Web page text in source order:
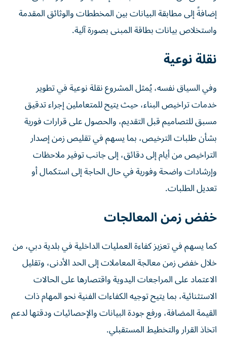
إضافةً إلى مطابقة البيانات بين المخططات والوثائق المقدمة
واستخلاص بيانات بطاقة المبنى بصورة آلية.
نقلة نوعية
وفي السياق نفسه، يُمثل المشروع نقلة نوعية في تطوير
خدمات تراخيص البناء، حيث يتيح للمتعاملين إجراء تدقيق
مسبق للتصاميم قبل التقديم، والحصول على قرارات فورية
بشأن طلبات الترخيص، بما يسهم في تقليص زمن إصدار
التراخيص من أيام إلى دقائق، إلى جانب توفير ملاحظات
وإرشادات واضحة وفورية في حال الحاجة إلى استكمال أو
تعديل الطلبات.
خفض زمن المعالجات
كما يسهم في تعزيز كفاءة العمليات الداخلية في بلدية دبي، من
خلال خفض زمن معالجة المعاملات إلى الحد الأدنى، وتقليل
الاعتماد على المراجعات اليدوية واقتصارها على الحالات
الاستثنائية، بما يتيح توجيه الكفاءات الفنية نحو المهام ذات
القيمة المضافة، ورفع جودة البيانات والإحصائيات ودقتها لدعم
اتخاذ القرار والتخطيط المستقبلي.